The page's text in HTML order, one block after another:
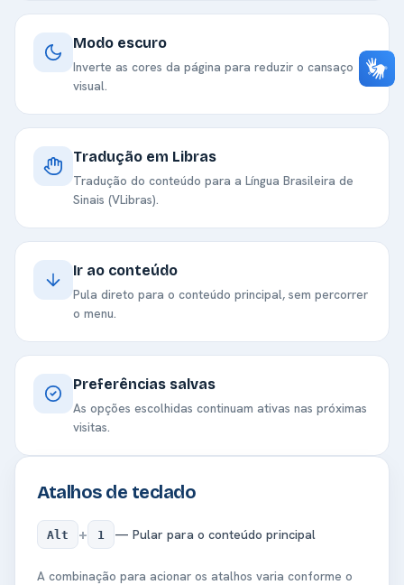
Modo escuro
Inverte as cores da página para reduzir o cansaço
visual.
Tradução em Libras
Tradução do conteúdo para a Língua Brasileira de
Sinais (VLibras).
Ir ao conteúdo
Pula direto para o conteúdo principal, sem percorrer
o menu.
Preferências salvas
As opções escolhidas continuam ativas nas próximas
visitas.
Atalhos de teclado
Alt + 1 — Pular para o conteúdo principal
A combinação para acionar os atalhos varia conforme o